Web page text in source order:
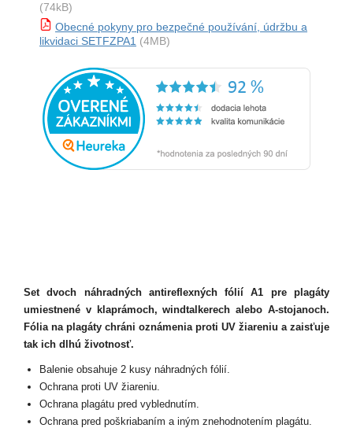
(74kB)
Obecné pokyny pro bezpečné používání, údržbu a
likvidaci SETFZPA1 (4MB)
Set dvoch náhradných antireflexných fólií A1 pre plagáty
umiestnené v klaprámoch, windtalkerech alebo A-stojanoch.
Fólia na plagáty chráni oznámenia proti UV žiareniu a zaisťuje
tak ich dlhú životnosť.
Balenie obsahuje 2 kusy náhradných fólií.
Ochrana proti UV žiareniu.
Ochrana plagátu pred vyblednutím.
Ochrana pred poškriabaním a iným znehodnotením plagátu.